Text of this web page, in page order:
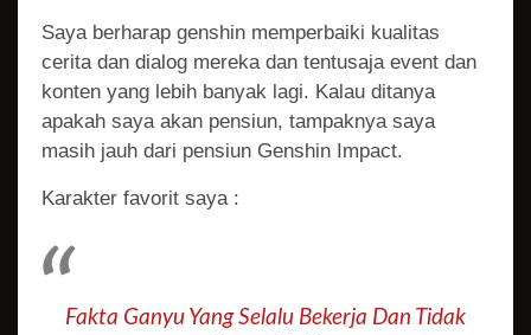
Saya berharap genshin memperbaiki kualitas
cerita dan dialog mereka dan tentusaja event dan
konten yang lebih banyak lagi. Kalau ditanya
apakah saya akan pensiun, tampaknya saya
masih jauh dari pensiun Genshin Impact.
Karakter favorit saya :
Fakta Ganyu Yang Selalu Bekerja Dan Tidak